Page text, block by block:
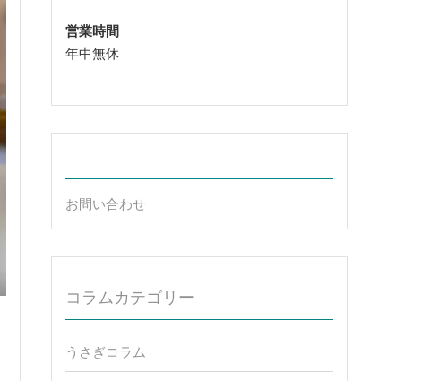
営業時間
年中無休
お問い合わせ
コラムカテゴリー
うさぎコラム